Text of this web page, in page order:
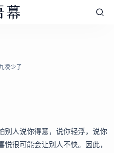
凌少子
别人说你得意，说你轻浮，说你
很可能会让别人不快。因此，